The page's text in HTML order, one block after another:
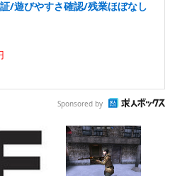
/遊びやすさ確認/残業ほぼなし
Sponsored by